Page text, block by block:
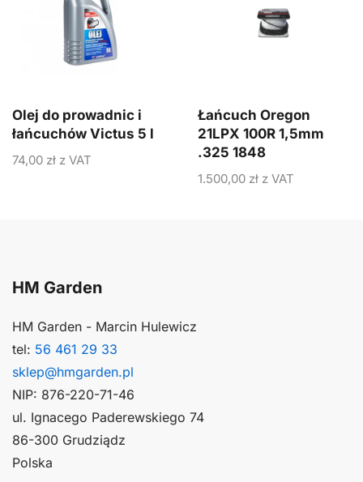
Olej do prowadnic i
łańcuchów Victus 5 l
74,00 zł z VAT
Łańcuch Oregon
21LPX 100R 1,5mm
.325 1848
1.500,00 zł z VAT
HM Garden
HM Garden - Marcin Hulewicz
tel: 56 461 29 33
sklep@hmgarden.pl
NIP: 876-220-71-46
ul. Ignacego Paderewskiego 74
86-300 Grudziądz
Polska